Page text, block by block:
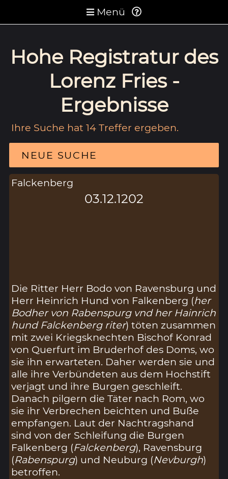
Menü
Hohe Registratur des
Lorenz Fries -
Ergebnisse
Ihre Suche hat 14 Treffer ergeben.
NEUE SUCHE
Falckenberg
03.12.1202
Die Ritter Herr Bodo von Ravensburg und
Herr Heinrich Hund von Falkenberg (her
Bodher von Rabenspurg vnd her Hainrich
hund Falckenberg riter) töten zusammen
mit zwei Kriegsknechten Bischof Konrad
von Querfurt im Bruderhof des Doms, wo
sie ihn erwarteten. Daher werden sie und
alle ihre Verbündeten aus dem Hochstift
verjagt und ihre Burgen geschleift.
Danach pilgern die Täter nach Rom, wo
sie ihr Verbrechen beichten und Buße
empfangen. Laut der Nachtragshand
sind von der Schleifung die Burgen
Falkenberg (Falckenberg), Ravensburg
(Rabenspurg) und Neuburg (Nevburgh)
betroffen.